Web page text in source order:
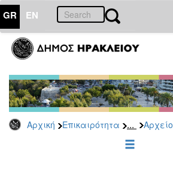
GR EN
Αρχική Επικαιρότητα ... Αρχείο
ΕΠΙΚΑΙΡΟΤΗΤΑ
-
Δημοπρασίες
Αρχείο
2026